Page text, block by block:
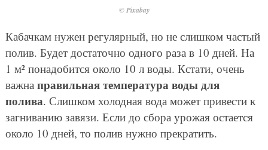
© Pixabay
Кабачкам нужен регулярный, но не слишком частый
полив. Будет достаточно одного раза в 10 дней. На
1 м² понадобится около 10 л воды. Кстати, очень
важна правильная температура воды для
полива. Слишком холодная вода может привести к
загниванию завязи. Если до сбора урожая остается
около 10 дней, то полив нужно прекратить.